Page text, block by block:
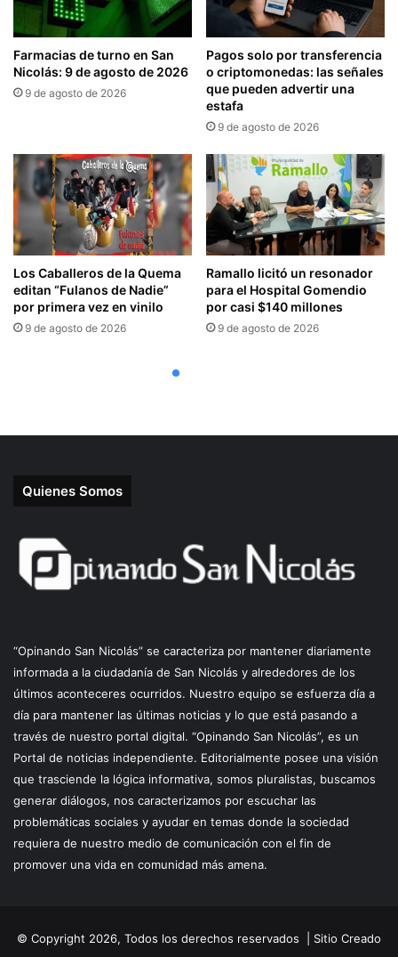
Quienes Somos
“Opinando San Nicolás” se caracteriza por mantener diariamente
informada a la ciudadanía de San Nicolás y alrededores de los
últimos aconteceres ocurridos. Nuestro equipo se esfuerza día a
día para mantener las últimas noticias y lo que está pasando a
través de nuestro portal digital. “Opinando San Nicolás”, es un
Portal de noticias independiente. Editorialmente posee una visión
que trasciende la lógica informativa, somos pluralistas, buscamos
generar diálogos, nos caracterizamos por escuchar las
problemáticas sociales y ayudar en temas donde la sociedad
requiera de nuestro medio de comunicación con el fin de
promover una vida en comunidad más amena.
© Copyright 2026, Todos los derechos reservados | Sitio Creado